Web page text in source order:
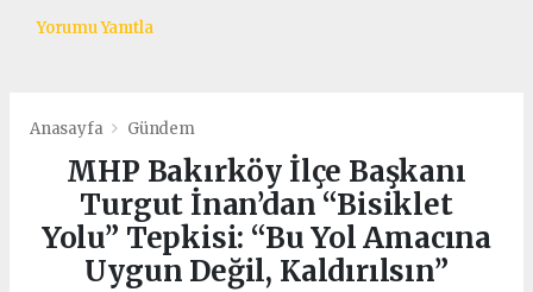
Yorumu Yanıtla
Anasayfa Gündem
MHP Bakırköy İlçe Başkanı
Turgut İnan’dan “Bisiklet
Yolu” Tepkisi: “Bu Yol Amacına
Uygun Değil, Kaldırılsın”